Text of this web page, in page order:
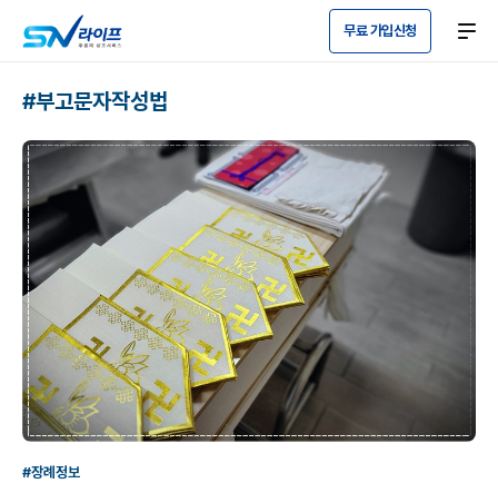
무료 가입신청
#부고문자작성법
#장례정보